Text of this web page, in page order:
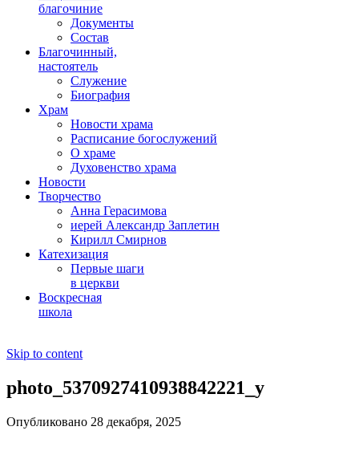
благочиние
Документы
Состав
Благочинный,
настоятель
Служение
Биография
Храм
Новости храма
Расписание богослужений
О храме
Духовенство храма
Новости
Творчество
Анна Герасимова
иерей Александр Заплетин
Кирилл Смирнов
Катехизация
Первые шаги
в церкви
Воскресная
школа
Skip to content
photo_5370927410938842221_y
Опубликовано 28 декабря, 2025